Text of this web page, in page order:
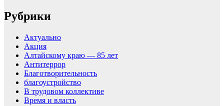
Рубрики
Актуально
Акция
Алтайскому краю — 85 лет
Антитеррор
Благотворительность
благоустройство
В трудовом коллективе
Время и власть